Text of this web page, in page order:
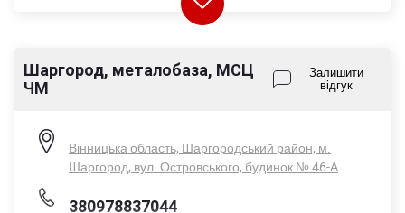
Пн-Пт - 08:00-17:00
Шаргород, металобаза, МСЦ
ЧМ
Залишити
відгук
Вінницька область, Шаргородський район, м.
Шаргород, вул. Островського, будинок № 46-А
380978837044